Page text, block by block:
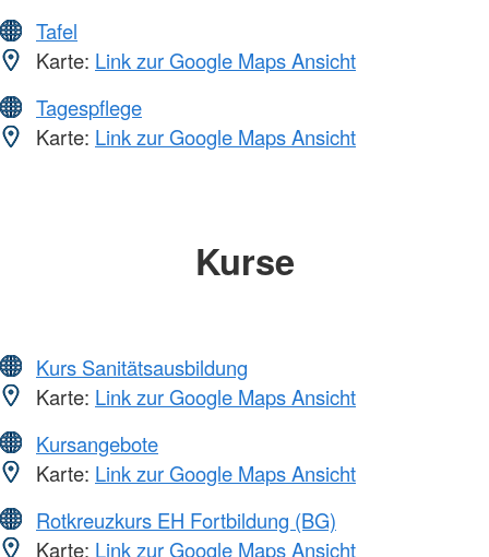
Tafel
Karte: Link zur Google Maps Ansicht
Tagespflege
Karte: Link zur Google Maps Ansicht
Kurse
Kurs Sanitätsausbildung
Karte: Link zur Google Maps Ansicht
Kursangebote
Karte: Link zur Google Maps Ansicht
Rotkreuzkurs EH Fortbildung (BG)
Karte: Link zur Google Maps Ansicht